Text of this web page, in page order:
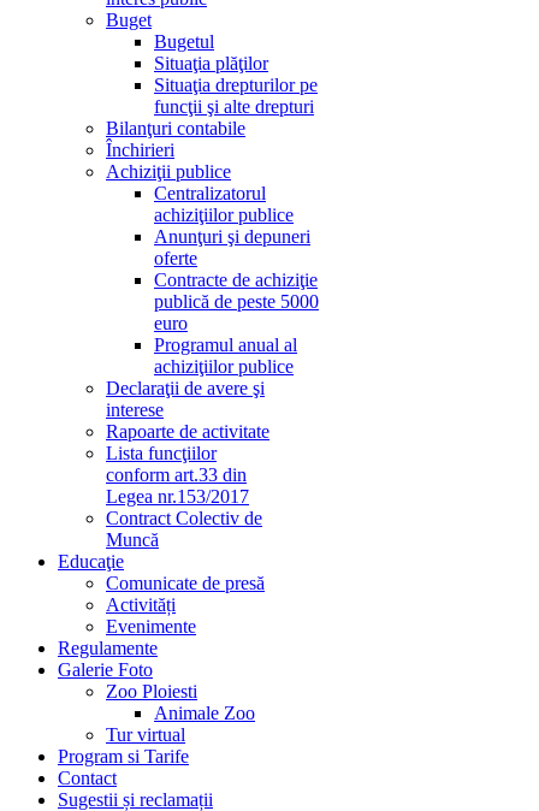
Buget
Bugetul
Situaţia plăţilor
Situaţia drepturilor pe
funcţii şi alte drepturi
Bilanţuri contabile
Închirieri
Achiziţii publice
Centralizatorul
achiziţiilor publice
Anunţuri şi depuneri
oferte
Contracte de achiziţie
publică de peste 5000
euro
Programul anual al
achiziţiilor publice
Declaraţii de avere şi
interese
Rapoarte de activitate
Lista funcţiilor
conform art.33 din
Legea nr.153/2017
Contract Colectiv de
Muncă
Educaţie
Comunicate de presă
Activități
Evenimente
Regulamente
Galerie Foto
Zoo Ploiesti
Animale Zoo
Tur virtual
Program si Tarife
Contact
Sugestii și reclamații